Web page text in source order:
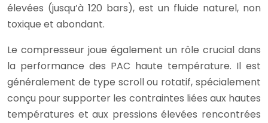
élevées (jusqu’à 120 bars), est un fluide naturel, non
toxique et abondant.
Le compresseur joue également un rôle crucial dans
la performance des PAC haute température. Il est
généralement de type scroll ou rotatif, spécialement
conçu pour supporter les contraintes liées aux hautes
températures et aux pressions élevées rencontrées